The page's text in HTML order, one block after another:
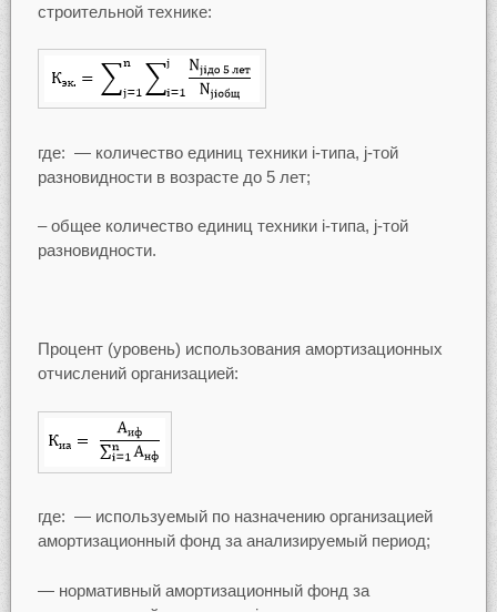
строительной технике:
где: — количество единиц техники i-типа, j-той
разновидности в возрасте до 5 лет;
– общее количество единиц техники i-типа, j-той
разновидности.
Процент (уровень) использования амортизационных
отчислений организацией:
где: — используемый по назначению организацией
амортизационный фонд за анализируемый период;
— нормативный амортизационный фонд за